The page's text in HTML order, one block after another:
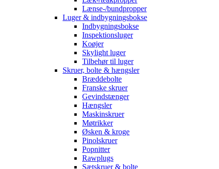
Lænse-/bundpropper
Luger & indbygningsbokse
Indbygningsbokse
Inspektionsluger
Koøjer
Skylight luger
Tilbehør til luger
Skruer, bolte & hængsler
Bræddebolte
Franske skruer
Gevindstænger
Hængsler
Maskinskruer
Møtrikker
Øsken & kroge
Pinolskruer
Popnitter
Rawplugs
Sætskruer & bolte